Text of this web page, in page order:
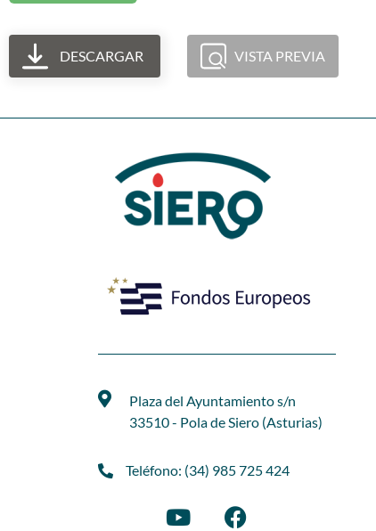
DESCARGAR VISTA PREVIA
Plaza del Ayuntamiento s/n
33510 - Pola de Siero (Asturias)
Teléfono: (34) 985 725 424